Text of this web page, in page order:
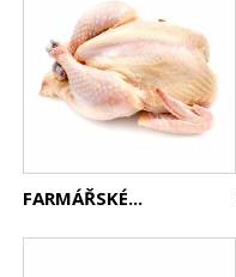
FARMÁŘSKÉ...